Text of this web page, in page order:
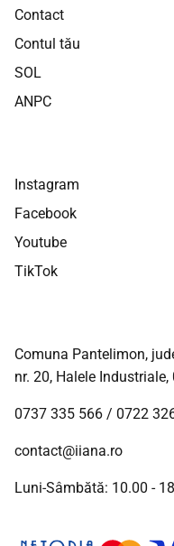
Contact
Contul tău
SOL
ANPC
Instagram
Facebook
Youtube
TikTok
Comuna Pantelimon,
nr. 20, Halele
0737 335 566 / 0722
contact@iiana.ro
Luni-Sâmbătă: 10.00 -